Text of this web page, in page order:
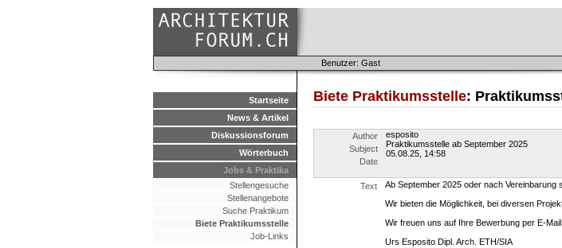
Benutzer: Gast
Startseite
News & Artikel
Diskussionsforum
Wörterbuch
Jobs & Praktika
Stellengesuche
Stellenangebote
Suche Praktikum
Biete Praktikumsstelle
Job-Links
Biete Praktikumsstelle:
Author
esposito
Subject
Praktikumsstelle ab September 2025
Date
05.08.25, 14:58
Text
Ab September 2025 oder nach Vereinbarung
Wir bieten die Möglichkeit, bei diversen
Wir freuen uns auf Ihre Bewerbung per E-Mail.
Urs Esposito Dipl. Arch. ETH/SIA